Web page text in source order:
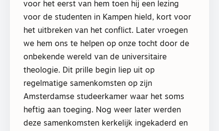
voor het eerst van hem toen hij een lezing
voor de studenten in Kampen hield, kort voor
het uitbreken van het conflict. Later vroegen
we hem ons te helpen op onze tocht door de
onbekende wereld van de universitaire
theologie. Dit prille begin liep uit op
regelmatige samenkomsten op zijn
Amsterdamse studeerkamer waar het soms
heftig aan toeging. Nog weer later werden
deze samenkomsten kerkelijk ingekaderd en